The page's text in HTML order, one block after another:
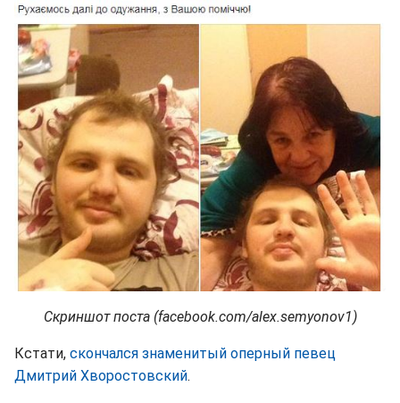
Скриншот поста (facebook.com/alex.semyonov1)
Кстати, скончался знаменитый оперный певец
Дмитрий Хворостовский.